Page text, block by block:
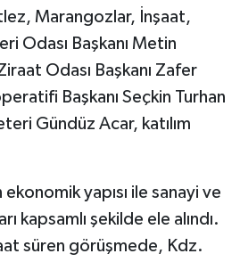
Marangozlar, İnşaat,
Odası Başkanı Metin
Odası Başkanı Zafer
Başkanı Seçkin Turhan
Gündüz Acar, katılım
yapısı ile sanayi ve
kapsamlı şekilde ele alındı.
süren görüşmede, Kdz.